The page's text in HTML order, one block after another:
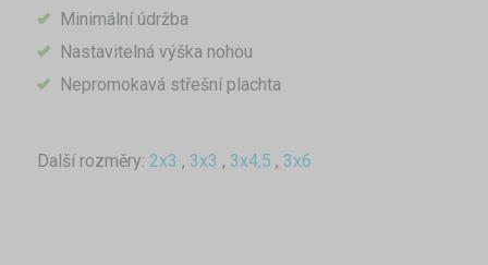
Minimální údržba
Nastavitelná výška nohou
Nepromokavá střešní plachta
Další rozměry: 2x3 , 3x3 , 3x4,5 , 3x6